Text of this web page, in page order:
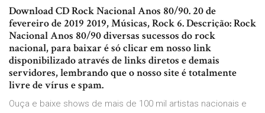
Download CD Rock Nacional Anos 80/90. 20 de
fevereiro de 2019 2019, Músicas, Rock 6. Descrição: Rock
Nacional Anos 80/90 diversas sucessos do rock
nacional, para baixar é só clicar em nosso link
disponibilizado através de links diretos e demais
servidores, lembrando que o nosso site é totalmente
livre de vírus e spam.
Ouça e baixe shows de mais de 100 mil artistas nacionais e